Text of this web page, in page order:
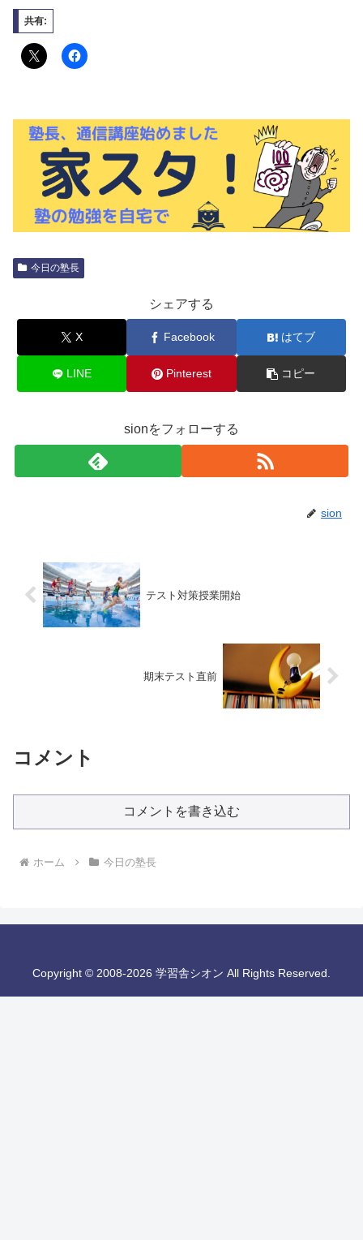
共有:
今日の塾長
シェアする
X Facebook はてブ
LINE Pinterest コピー
sionをフォローする
sion
テスト対策授業開始
期末テスト直前
コメント
コメントを書き込む
ホーム 今日の塾長
Copyright © 2008-2026 学習舎シオン All Rights Reserved.